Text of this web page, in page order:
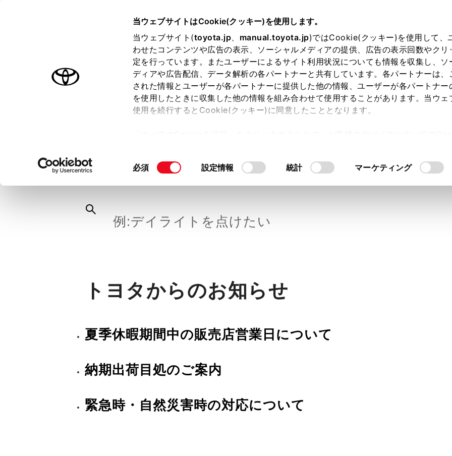
当ウェブサイトはCookie(クッキー)を使用します。
当ウェブサイト(toyota.jp、 manual.toyota.jp)ではCookie(クッキー)を使用して、
わせたコンテンツや広告の表示、ソーシャルメディアの提供、広告の表示回数やクリ
定を行っています。またユーザーによるサイト利用状況についても情報を収集し、ソ
ディアや広告配信、データ解析の各パートナーと共有しています。各パートナーは、
された情報とユーザーが各パートナーに提供した他の情報、ユーザーが各パートナー
を使用したときに収集した他の情報を組み合わせて使用することがあります。当ウェ
使用を続行するとCookie(クッキー)に同意したこととなります。
て」をご覧ください。
同
択
必須 設定情報 統計 マーケティング
オーナーサポート トピックス
FAQ ・お問い合わせ
キーワードで探す カテ
トヨタからのお知らせ
夏季休暇期間中の販売店営業日について
納期出荷目処のご案内
緊急時・自然災害時の対応について